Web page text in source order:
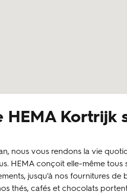
HEMA Kortrijk
nous vous rendons la vie
HEMA conçoit elle-même
jusqu'à nos fournitures
thés, cafés et chocolats